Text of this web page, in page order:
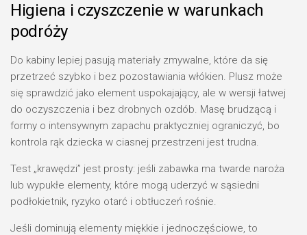
Higiena i czyszczenie w warunkach
podróży
Do kabiny lepiej pasują materiały zmywalne, które da się
przetrzeć szybko i bez pozostawiania włókien. Plusz może
się sprawdzić jako element uspokajający, ale w wersji łatwej
do oczyszczenia i bez drobnych ozdób. Masę brudzącą i
formy o intensywnym zapachu praktyczniej ograniczyć, bo
kontrola rąk dziecka w ciasnej przestrzeni jest trudna.
Test „krawędzi” jest prosty: jeśli zabawka ma twarde naroża
lub wypukłe elementy, które mogą uderzyć w sąsiedni
podłokietnik, ryzyko otarć i obtłuczeń rośnie.
Jeśli dominują elementy miękkie i jednoczęściowe, to